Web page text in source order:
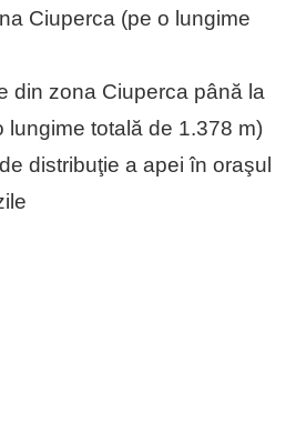
Ciuperca (pe o lungime
din zona Ciuperca până la
lungime totală de 1.378 m)
distribuţie a apei în oraşul